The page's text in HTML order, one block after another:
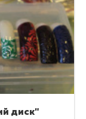
диск"